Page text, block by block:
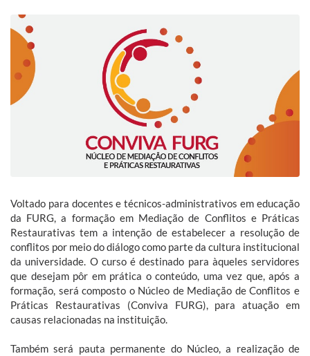
Voltado para docentes e técnicos-administrativos em educação
da FURG, a formação em Mediação de Conflitos e Práticas
Restaurativas tem a intenção de estabelecer a resolução de
conflitos por meio do diálogo como parte da cultura institucional
da universidade. O curso é destinado para àqueles servidores
que desejam pôr em prática o conteúdo, uma vez que, após a
formação, será composto o Núcleo de Mediação de Conflitos e
Práticas Restaurativas (Conviva FURG), para atuação em
causas relacionadas na instituição.
Também será pauta permanente do Núcleo, a realização de